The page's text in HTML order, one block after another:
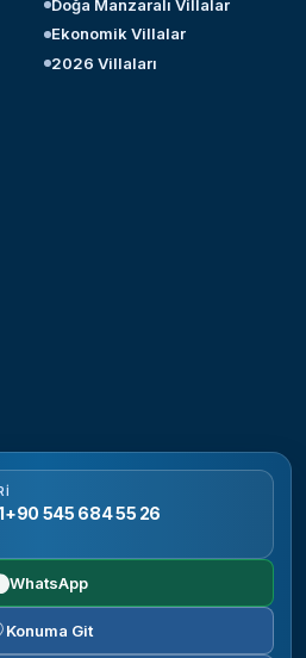
Doğa Manzaralı Villalar
Ekonomik Villalar
2026 Villaları
+90 545 684 55 26
WhatsApp
Konuma Git